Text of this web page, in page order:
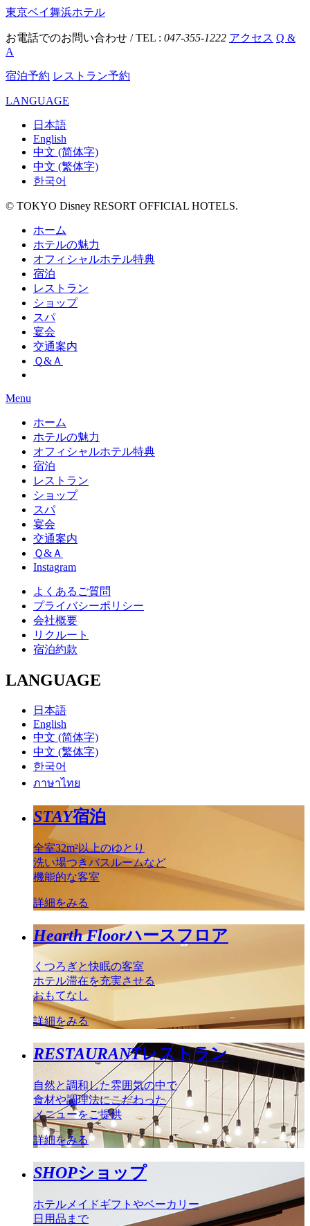
東京ベイ舞浜ホテル
お電話でのお問い合わせ / TEL : 047-355-1222 アクセス Q &
A
宿泊予約 レストラン予約
LANGUAGE
日本語
English
中文 (简体字)
中文 (繁体字)
한국어
© TOKYO Disney RESORT OFFICIAL HOTELS.
ホーム
ホテルの魅力
オフィシャルホテル特典
宿泊
レストラン
ショップ
スパ
宴会
交通案内
Ｑ&Ａ
Menu
ホーム
ホテルの魅力
オフィシャルホテル特典
宿泊
レストラン
ショップ
スパ
宴会
交通案内
Ｑ&Ａ
Instagram
よくあるご質問
プライバシーポリシー
会社概要
リクルート
宿泊約款
LANGUAGE
日本語
English
中文 (简体字)
中文 (繁体字)
한국어
ภาษาไทย
STAY宿泊
全室32m²以上のゆとり
洗い場つきバスルームなど
機能的な客室
詳細をみる
Hearth Floorハースフロア
くつろぎと快眠の客室
ホテル滞在を充実させる
おもてなし
詳細をみる
RESTAURANTレストラン
自然と調和した雰囲気の中で
食材や調理法にこだわった
メニューをご提供
詳細をみる
SHOPショップ
ホテルメイドギフトやベーカリー
日用品まで